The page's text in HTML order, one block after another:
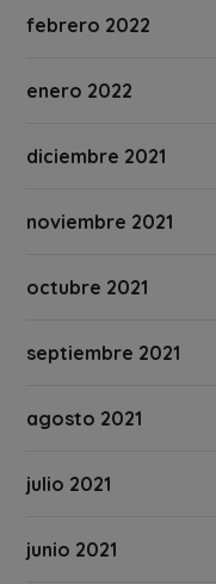
febrero 2022
enero 2022
diciembre 2021
noviembre 2021
octubre 2021
septiembre 2021
agosto 2021
julio 2021
junio 2021